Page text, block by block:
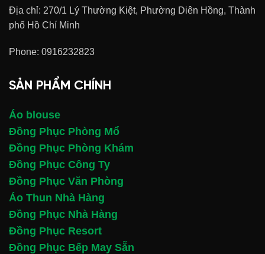
Địa chỉ: 270/1 Lý Thường Kiệt, Phường Diên Hồng, Thành
phố Hồ Chí Minh
Phone: 0916232823
SẢN PHẨM CHÍNH
Áo blouse
Đồng Phục Phòng Mổ
Đồng Phục Phòng Khám
Đồng Phục Công Ty
Đồng Phục Văn Phòng
Áo Thun Nhà Hàng
Đồng Phục Nhà Hàng
Đồng Phục Resort
Đồng Phục Bếp May Sẵn